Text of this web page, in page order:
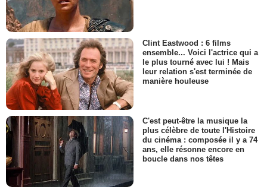
Clint Eastwood : 6 films
ensemble... Voici l'actrice qui a
le plus tourné avec lui ! Mais
leur relation s'est terminée de
manière houleuse
C'est peut-être la musique la
plus célèbre de toute l'Histoire
du cinéma : composée il y a 74
ans, elle résonne encore en
boucle dans nos têtes